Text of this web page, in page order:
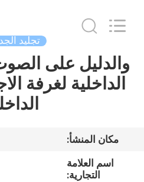
منزل،
بيت
معلومات
Industrial
تجليد
والدليل على
الداخلية لغرفة
مكان المنشأ:
اسم العلامة
التجارية: